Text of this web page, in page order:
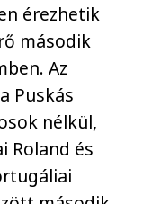
érezhetik
második
Az
Puskás
nélkül,
Roland és